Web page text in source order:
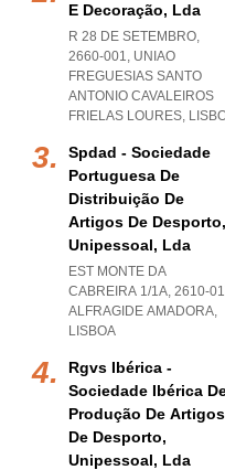
E Decoração, Lda
R 28 DE SETEMBRO,
2660-001, UNIAO
FREGUESIAS SANTO
ANTONIO CAVALEIROS
FRIELAS LOURES,
Spdad - Sociedade
Portuguesa De
Distribuição De
Artigos De Desporto,
Unipessoal, Lda
EST MONTE DA
CABREIRA 1/1A, 2610-
ALFRAGIDE AMADORA,
LISBOA
Rgvs Ibérica -
Sociedade Ibérica
Produção De Artigos
De Desporto,
Unipessoal, Lda